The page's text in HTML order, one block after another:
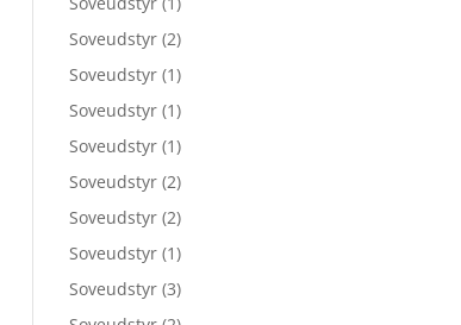
Soveudstyr (2)
Soveudstyr (1)
Soveudstyr (1)
Soveudstyr (1)
Soveudstyr (2)
Soveudstyr (2)
Soveudstyr (1)
Soveudstyr (3)